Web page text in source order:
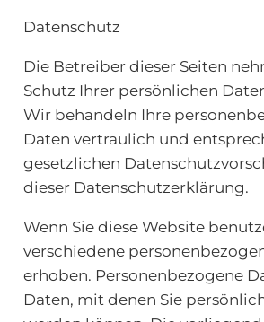
Datenschutz
Die Betreiber dieser Seiten
Schutz Ihrer persönlichen
Wir behandeln Ihre
Daten vertraulich und
gesetzlichen
dieser Datenschutzerklärung.
Wenn Sie diese Website
verschiedene
erhoben. Personenbezogene
Daten, mit denen Sie